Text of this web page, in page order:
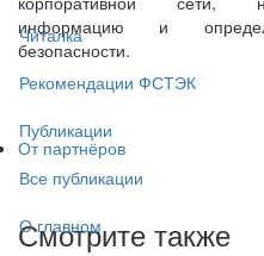
Читалка
Рекомендации ФСТЭК
Публикации
Все публикации
О главном
информацию и
безопасности.
От партнёров
Смотрите также